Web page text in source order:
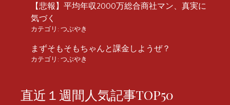
【悲報】平均年収2000万総合商社マン、真実に
気づく
カテゴリ: つぶやき
まずそもそもちゃんと課金しようぜ？
カテゴリ: つぶやき
直近１週間人気記事TOP50